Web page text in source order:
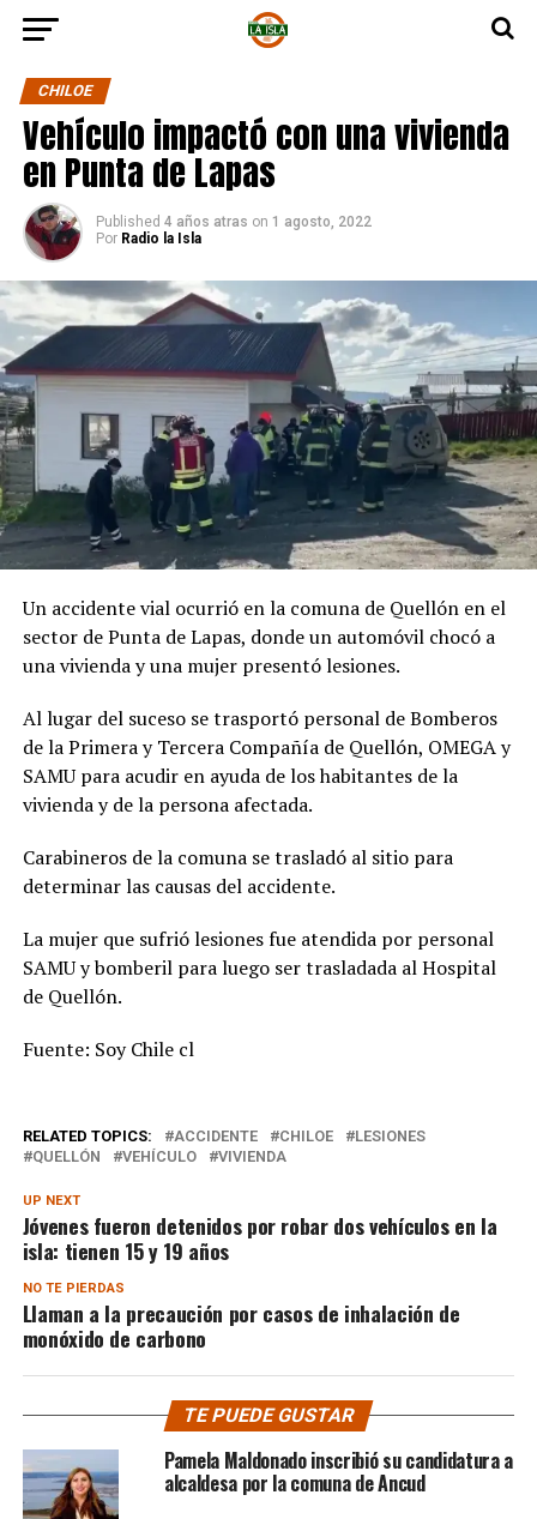
CHILOE
Vehículo impactó con una vivienda
en Punta de Lapas
Published 4 años atras on 1 agosto, 2022
Por Radio la Isla
Un accidente vial ocurrió en la comuna de Quellón en el
sector de Punta de Lapas, donde un automóvil chocó a
una vivienda y una mujer presentó lesiones.
Al lugar del suceso se trasportó personal de Bomberos
de la Primera y Tercera Compañía de Quellón, OMEGA y
SAMU para acudir en ayuda de los habitantes de la
vivienda y de la persona afectada.
Carabineros de la comuna se trasladó al sitio para
determinar las causas del accidente.
La mujer que sufrió lesiones fue atendida por personal
SAMU y bomberil para luego ser trasladada al Hospital
de Quellón.
Fuente: Soy Chile cl
RELATED TOPICS: ACCIDENTE CHILOE
LESIONES
QUELLÓN
VEHÍCULO VIVIENDA
UP NEXT
Jóvenes fueron detenidos por robar dos vehículos en la
isla: tienen 15 y 19 años
NO TE PIERDAS
Llaman a la precaución por casos de inhalación de
monóxido de carbono
TE PUEDE GUSTAR
Pamela Maldonado inscribió su candidatura a
alcaldesa por la comuna de Ancud